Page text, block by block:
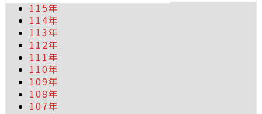
115年
114年
113年
112年
111年
110年
109年
108年
107年